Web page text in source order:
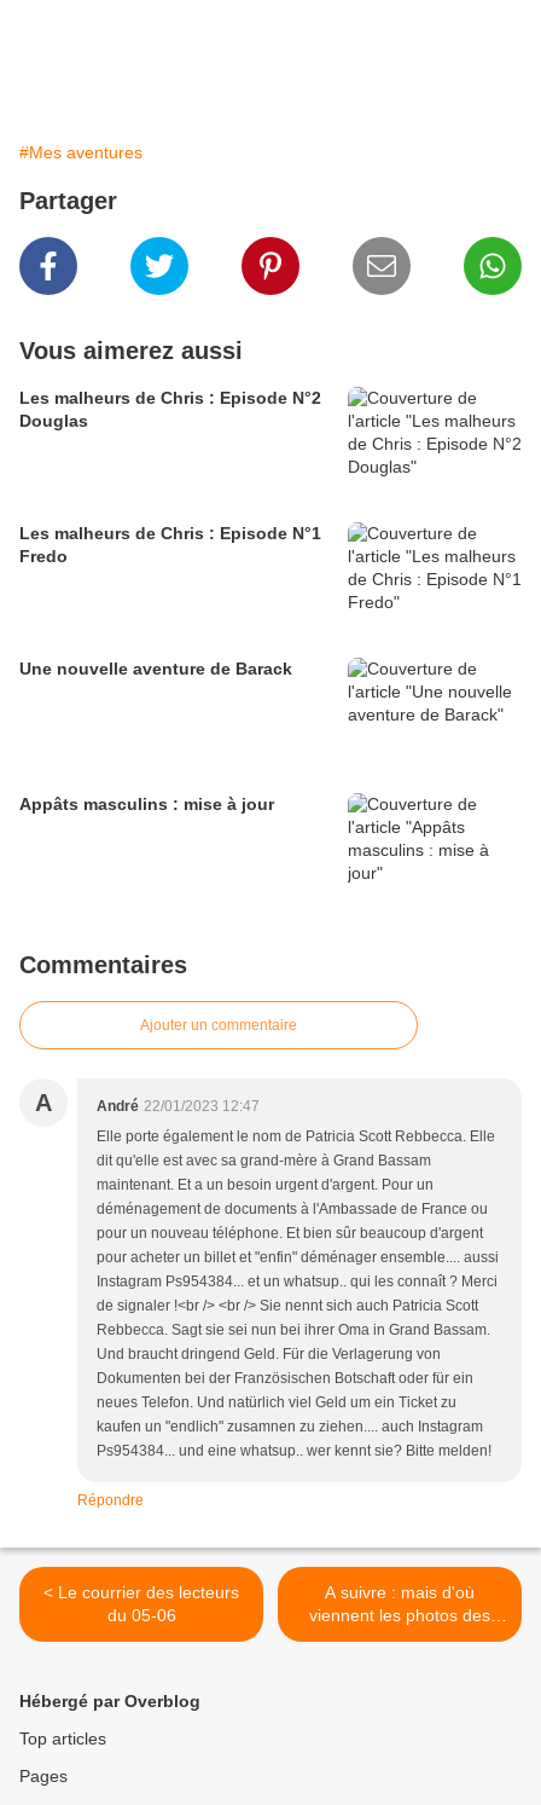
#Mes aventures
Partager
Vous aimerez aussi
Les malheurs de Chris : Episode N°2
Douglas
Les malheurs de Chris : Episode N°1
Fredo
Une nouvelle aventure de Barack
Appâts masculins : mise à jour
Commentaires
Ajouter un commentaire
A André 22/01/2023 12:47
Elle porte également le nom de Patricia Scott Rebbecca. Elle
dit qu'elle est avec sa grand-mère à Grand Bassam
maintenant. Et a un besoin urgent d'argent. Pour un
déménagement de documents à l'Ambassade de France ou
pour un nouveau téléphone. Et bien sûr beaucoup d'argent
pour acheter un billet et "enfin" déménager ensemble.... aussi
Instagram Ps954384... et un whatsup.. qui les connaît ? Merci
de signaler !<br /> <br /> Sie nennt sich auch Patricia Scott
Rebbecca. Sagt sie sei nun bei ihrer Oma in Grand Bassam.
Und braucht dringend Geld. Für die Verlagerung von
Dokumenten bei der Französischen Botschaft oder für ein
neues Telefon. Und natürlich viel Geld um ein Ticket zu
kaufen un "endlich" zusamnen zu ziehen.... auch Instagram
Ps954384... und eine whatsup.. wer kennt sie? Bitte melden!
Répondre
< Le courrier des lecteurs
du 05-06
A suivre : mais d'où
viennent les photos des
brouteurs ? >
Hébergé par Overblog
Top articles
Pages